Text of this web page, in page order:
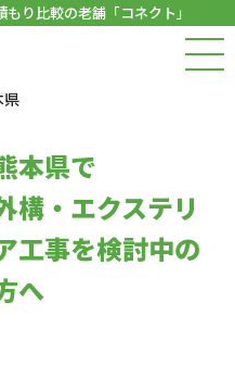
り比較の老舗「コネクト」
県
本県で
構・エクステリ
工事を検討中の
へ